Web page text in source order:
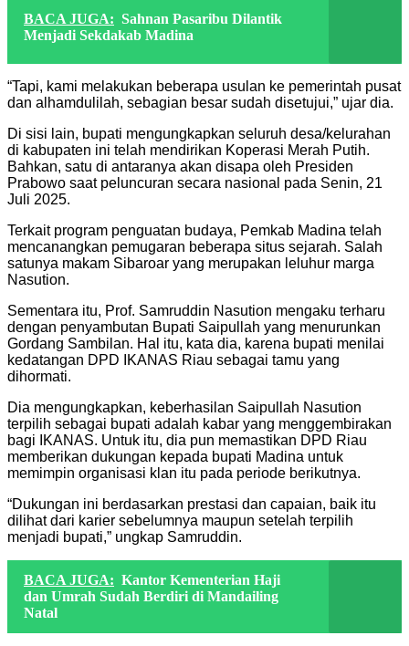
BACA JUGA: Sahnan Pasaribu Dilantik
Menjadi Sekdakab Madina
“Tapi, kami melakukan beberapa usulan ke pemerintah pusat
dan alhamdulilah, sebagian besar sudah disetujui,” ujar dia.
Di sisi lain, bupati mengungkapkan seluruh desa/kelurahan
di kabupaten ini telah mendirikan Koperasi Merah Putih.
Bahkan, satu di antaranya akan disapa oleh Presiden
Prabowo saat peluncuran secara nasional pada Senin, 21
Juli 2025.
Terkait program penguatan budaya, Pemkab Madina telah
mencanangkan pemugaran beberapa situs sejarah. Salah
satunya makam Sibaroar yang merupakan leluhur marga
Nasution.
Sementara itu, Prof. Samruddin Nasution mengaku terharu
dengan penyambutan Bupati Saipullah yang menurunkan
Gordang Sambilan. Hal itu, kata dia, karena bupati menilai
kedatangan DPD IKANAS Riau sebagai tamu yang
dihormati.
Dia mengungkapkan, keberhasilan Saipullah Nasution
terpilih sebagai bupati adalah kabar yang menggembirakan
bagi IKANAS. Untuk itu, dia pun memastikan DPD Riau
memberikan dukungan kepada bupati Madina untuk
memimpin organisasi klan itu pada periode berikutnya.
“Dukungan ini berdasarkan prestasi dan capaian, baik itu
dilihat dari karier sebelumnya maupun setelah terpilih
menjadi bupati,” ungkap Samruddin.
BACA JUGA: Kantor Kementerian Haji
dan Umrah Sudah Berdiri di Mandailing
Natal